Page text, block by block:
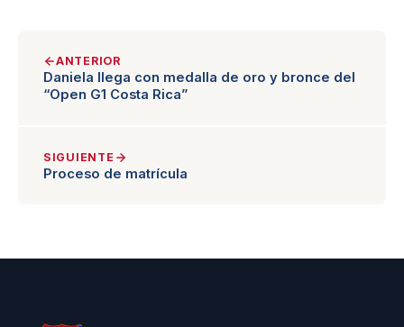
ANTERIOR
Daniela llega con medalla de oro y bronce del
“Open G1 Costa Rica”
SIGUIENTE
Proceso de matrícula